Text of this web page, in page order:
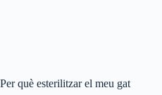
Per què esterilitzar el meu gat